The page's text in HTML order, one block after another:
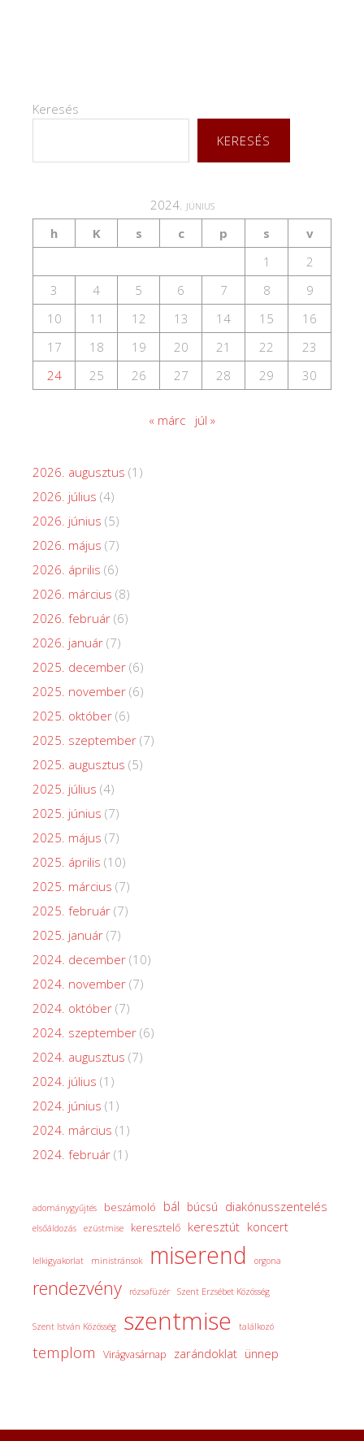
Keresés
KERESÉS
2024. június
h
K s c p s
v
1
2
3
4 5 6 7 8
9
10
11 12 13 14 15
16
17
18 19 20 21 22
23
24
25 26 27 28 29 30
« márc júl »
2026. augusztus (1)
2026. július (4)
2026. június (5)
2026. május (7)
2026. április (6)
2026. március (8)
2026. február (6)
2026. január (7)
2025. december (6)
2025. november (6)
2025. október (6)
2025. szeptember (7)
2025. augusztus (5)
2025. július (4)
2025. június (7)
2025. május (7)
2025. április (10)
2025. március (7)
2025. február (7)
2025. január (7)
2024. december (10)
2024. november (7)
2024. október (7)
2024. szeptember (6)
2024. augusztus (7)
2024. július (1)
2024. június (1)
2024. március (1)
2024. február (1)
adománygyűjtés beszámoló bál búcsú diakónusszentelés
elsőáldozás ezüstmise keresztelő keresztút koncert
lelkigyakorlat ministránsok miserend orgona
rendezvény rózsafüzér Szent Erzsébet Közösség
Szent István Közösség szentmise találkozó
templom Virágvasárnap zarándoklat ünnep